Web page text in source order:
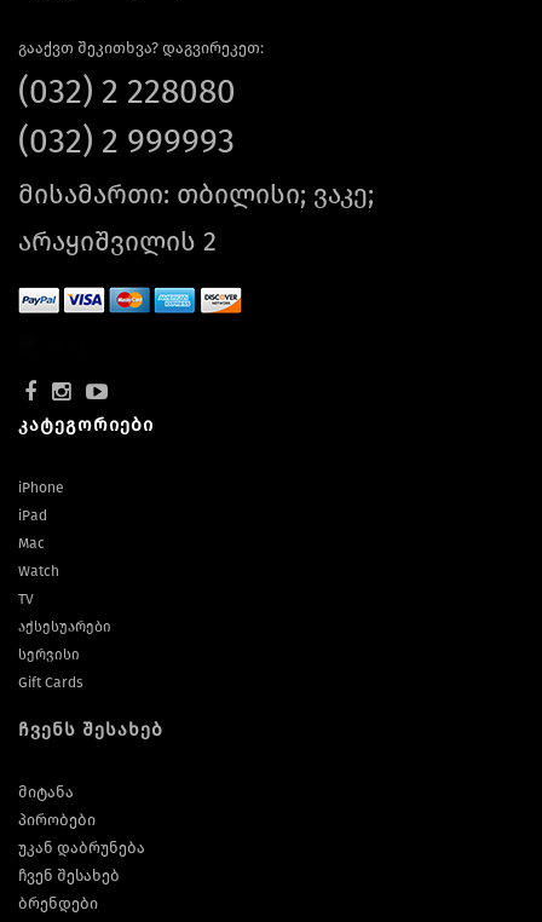
გააქვთ შეკითხვა? დაგვირეკეთ:
(032) 2 228080
(032) 2 999993
მისამართი: თბილისი; ვაკე;
არაყიშვილის 2
კატეგორიები
iPhone
iPad
Mac
Watch
TV
აქსესუარები
სერვისი
Gift Cards
ჩვენს შესახებ
მიტანა
პირობები
უკან დაბრუნება
ჩვენ შესახებ
ბრენდები